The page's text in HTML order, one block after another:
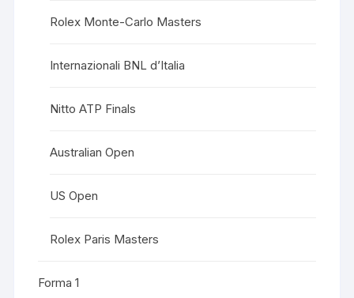
Rolex Monte-Carlo Masters
Internazionali BNL d’Italia
Nitto ATP Finals
Australian Open
US Open
Rolex Paris Masters
Forma 1